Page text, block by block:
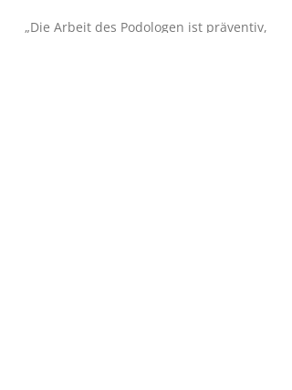
„Die Arbeit des Podologen ist präventiv,